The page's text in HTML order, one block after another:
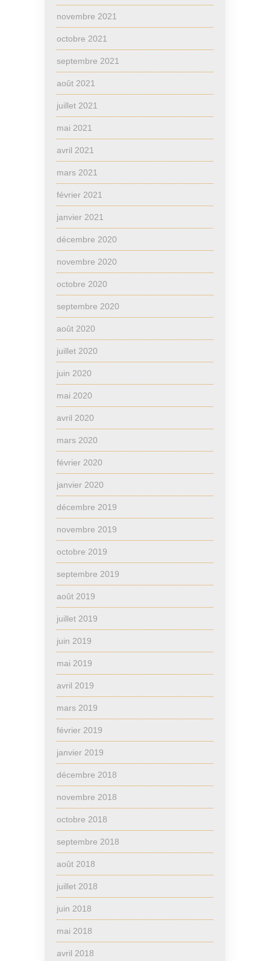
novembre 2021
octobre 2021
septembre 2021
août 2021
juillet 2021
mai 2021
avril 2021
mars 2021
février 2021
janvier 2021
décembre 2020
novembre 2020
octobre 2020
septembre 2020
août 2020
juillet 2020
juin 2020
mai 2020
avril 2020
mars 2020
février 2020
janvier 2020
décembre 2019
novembre 2019
octobre 2019
septembre 2019
août 2019
juillet 2019
juin 2019
mai 2019
avril 2019
mars 2019
février 2019
janvier 2019
décembre 2018
novembre 2018
octobre 2018
septembre 2018
août 2018
juillet 2018
juin 2018
mai 2018
avril 2018